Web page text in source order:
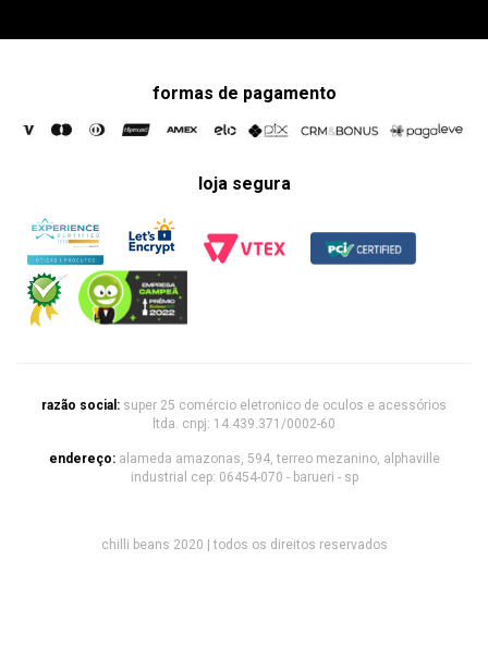
formas de pagamento
loja segura
razão social: super 25 comércio eletronico de oculos e acessórios
ltda. cnpj: 14.439.371/0002-60
endereço: alameda amazonas, 594, terreo mezanino, alphaville
industrial cep: 06454-070 - barueri - sp
chilli beans 2020 | todos os direitos reservados